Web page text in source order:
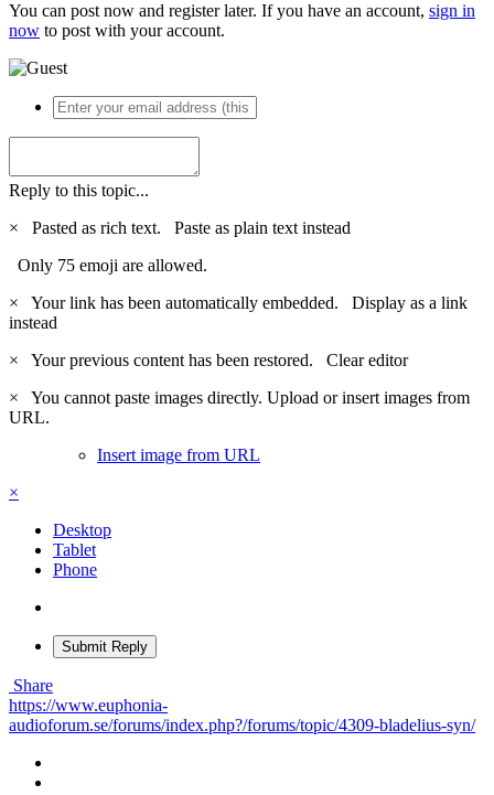
You can post now and register later. If you have an account, sign in
now to post with your account.
Reply to this topic...
×
Pasted as rich text. Paste as plain text instead
Only 75 emoji are allowed.
×
Your link has been automatically embedded. Display as a link
instead
×
Your previous content has been restored. Clear editor
×
You cannot paste images directly. Upload or insert images from
URL.
Insert image from URL
×
Desktop
Tablet
Phone
Submit Reply
Share
https://www.euphonia-
audioforum.se/forums/index.php?/forums/topic/4309-bladelius-syn/